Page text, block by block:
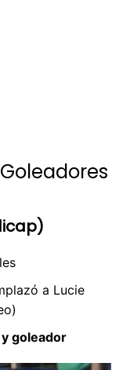
a Lucie
y goleador